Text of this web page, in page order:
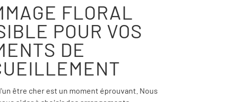
FLORAL
POUR VOS
DE
être cher est un moment éprouvant. Nous